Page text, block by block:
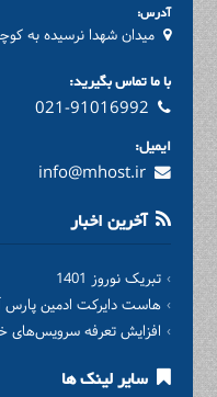
آدرس:
میدان شهدا نرسیده به
با ما تماس بگیرید:
021-91016992
ایمیل:
info@mhost.ir
آخرین اخبار
تبریک نوروز 1401
هاست دایرکت ادمین پارس
افزایش تعرفه سرویس‌های
سایر لینک ها